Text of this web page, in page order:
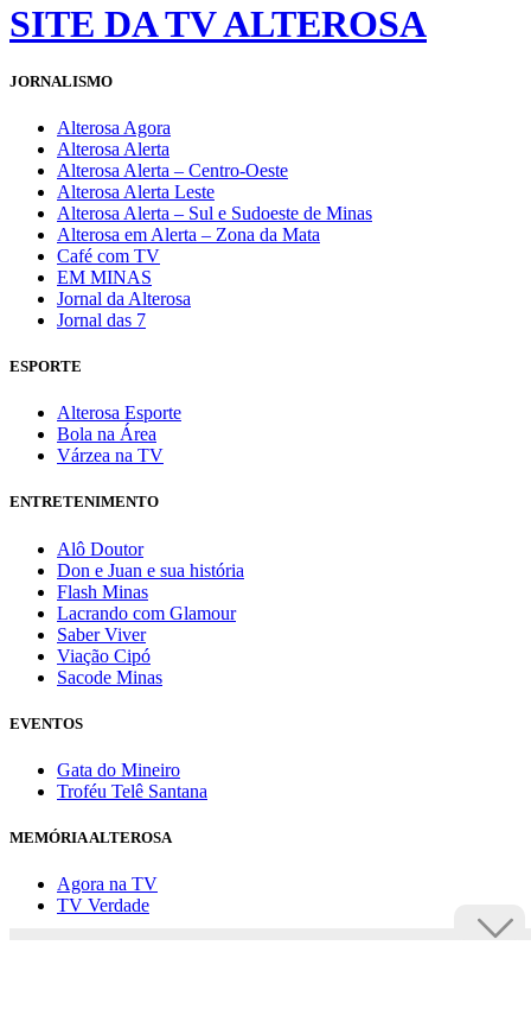
SITE DA TV ALTEROSA
JORNALISMO
Alterosa Agora
Alterosa Alerta
Alterosa Alerta – Centro-Oeste
Alterosa Alerta Leste
Alterosa Alerta – Sul e Sudoeste de Minas
Alterosa em Alerta – Zona da Mata
Café com TV
EM MINAS
Jornal da Alterosa
Jornal das 7
ESPORTE
Alterosa Esporte
Bola na Área
Várzea na TV
ENTRETENIMENTO
Alô Doutor
Don e Juan e sua história
Flash Minas
Lacrando com Glamour
Saber Viver
Viação Cipó
Sacode Minas
EVENTOS
Gata do Mineiro
Troféu Telê Santana
MEMÓRIA ALTEROSA
Agora na TV
TV Verdade